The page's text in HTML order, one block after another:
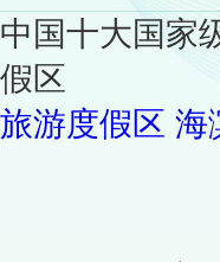
中国十大国家
假区
旅游度假区 海